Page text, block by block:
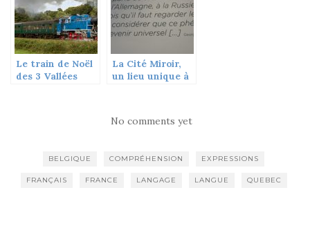
Le train de Noël
des 3 Vallées
La Cité Miroir,
un lieu unique à
No comments yet
BELGIQUE COMPRÉHENSION EXPRESSIONS
FRANÇAIS FRANCE LANGAGE LANGUE QUEBEC